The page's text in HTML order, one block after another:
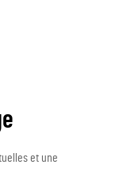
et une